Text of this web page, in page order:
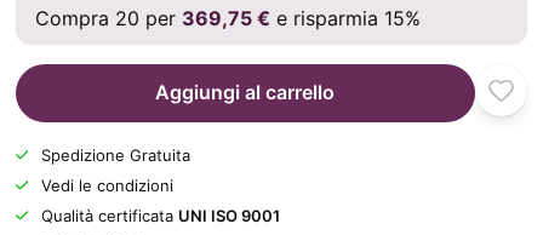
Compra 20 per 369,75 € e risparmia 15%
Aggiungi al carrello
Spedizione Gratuita
Vedi le condizioni
Qualità certificata UNI ISO 9001